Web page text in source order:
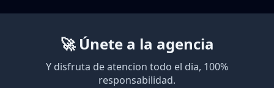
🚀 Únete a la agencia
Y disfruta de atencion todo el dia, 100%
responsabilidad.